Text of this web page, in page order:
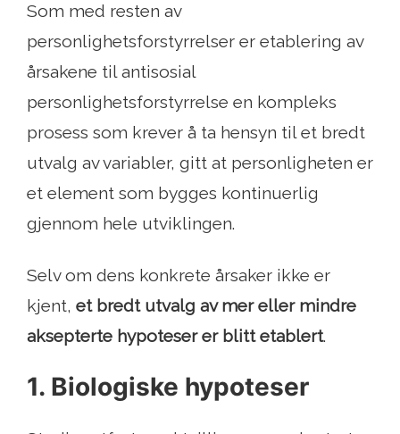
Som med resten av
personlighetsforstyrrelser er etablering av
årsakene til antisosial
personlighetsforstyrrelse en kompleks
prosess som krever å ta hensyn til et bredt
utvalg av variabler, gitt at personligheten er
et element som bygges kontinuerlig
gjennom hele utviklingen.
Selv om dens konkrete årsaker ikke er
kjent, et bredt utvalg av mer eller mindre
aksepterte hypoteser er blitt etablert.
1. Biologiske hypoteser